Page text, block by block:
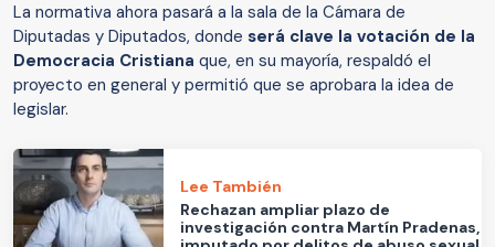
La normativa ahora pasará a la sala de la Cámara de
Diputadas y Diputados, donde será clave la votación de la
Democracia Cristiana que, en su mayoría, respaldó el
proyecto en general y permitió que se aprobara la idea de
legislar.
Lee También
Rechazan ampliar plazo de
investigación contra Martín Pradenas,